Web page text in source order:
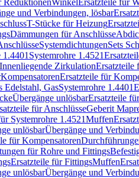
ReduktionenWinkelErsatzteile für
und Verbindungen, lösbar
T-Stücke für Heizung
Dämmungen für Anschlüsse
SystemdichtungenSets
Systemrohre 1.4521
Innenliegende ZirkulationErsatzteile
KompensatorenErsatzteile für
Edelstahl, GasSystemrohre 1.4401
Übergänge unlösbarErsatzteile
für AnschlüsseGeberit
Systemrohre 1.4521Muffen
unlösbarÜbergänge und
für Kompensatoren
für Rohre und Fittings
Ersatzteile für FittingsMuffen
unlösbarÜbergänge und